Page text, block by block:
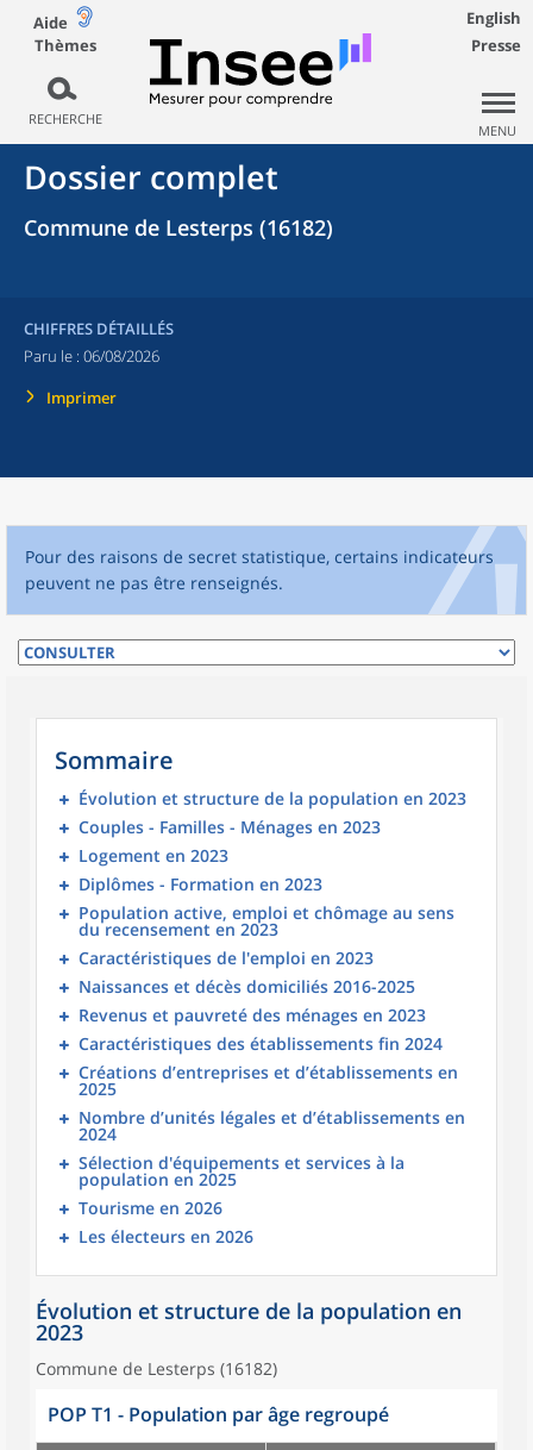
Aide
Thèmes
RECHERCHE
English
Presse
MENU
Dossier complet
Commune de Lesterps (16182)
CHIFFRES DÉTAILLÉS
Paru le : 06/08/2026
Imprimer
Pour des raisons de secret statistique, certains indicateurs
peuvent ne pas être renseignés.
Sommaire
Évolution et structure de la population en 2023
Couples - Familles - Ménages en 2023
Logement en 2023
Diplômes - Formation en 2023
Population active, emploi et chômage au sens
du recensement en 2023
Caractéristiques de l'emploi en 2023
Naissances et décès domiciliés 2016-2025
Revenus et pauvreté des ménages en 2023
Caractéristiques des établissements fin 2024
Créations d’entreprises et d’établissements en
2025
Nombre d’unités légales et d’établissements en
2024
Sélection d'équipements et services à la
population en 2025
Tourisme en 2026
Les électeurs en 2026
Évolution et structure de la population en
2023
Commune de Lesterps (16182)
POP T1 - Population par âge regroupé